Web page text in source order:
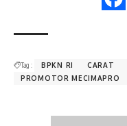
Tag : BPKN RI CARAT
PROMOTOR MECIMAPRO